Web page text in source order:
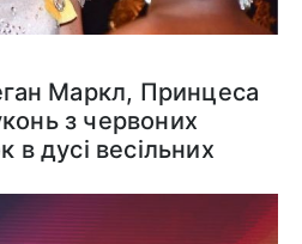
Маркл, Принцеса
з червоних
дусі весільних